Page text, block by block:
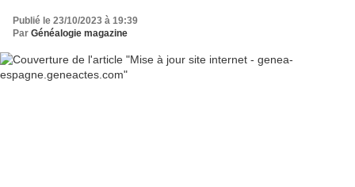
Publié le 23/10/2023 à 19:39
Par Généalogie magazine